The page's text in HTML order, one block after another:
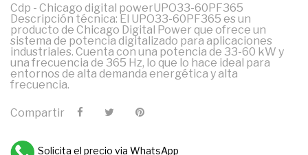
Cdp - Chicago digital powerUPO33-60PF365
Descripción técnica: El UPO33-60PF365 es un
producto de Chicago Digital Power que ofrece un
sistema de potencia digitalizado para aplicaciones
industriales. Cuenta con una potencia de 33-60 kW y
una frecuencia de 365 Hz, lo que lo hace ideal para
entornos de alta demanda energética y alta
frecuencia.
Compartir
Solicita el precio via WhatsApp